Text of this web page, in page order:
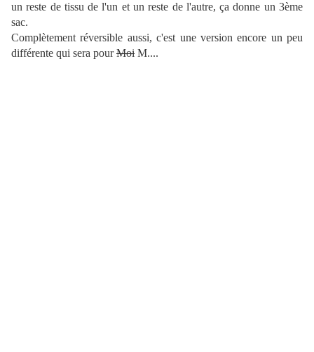
un reste de tissu de l'un et un reste de l'autre, ça donne un 3ème
sac.
Complètement réversible aussi, c'est une version encore un peu
différente qui sera pourMoi M....